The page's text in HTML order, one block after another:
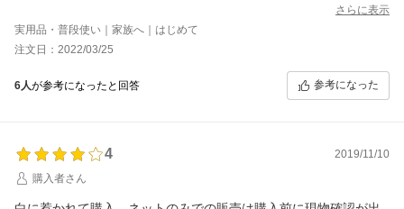
コンロ：火力が強くなっている様です。燃焼効率がよくなってい
るのか、炎の色も薄いです。
GEOやフィスラーの鍋を使用すると最も火力を弱くしても従来品
より強く、煮込み料理で苦労しています。センサーがしっかりし
ているので最少火力の設定どうにかならないかと考えています。
五徳の位置が40mm(従来は2５mm)と高いです。天板からの距離
した。
五徳が２３．５ｍｍと広くなっていますが、上面はフラットなの
で鍋底がデコボコした我が家の雪平鍋は不安定でした。中心部を5
mm程度低くして、点で鍋底を支える様になっていたらと思いまし
さらに表示
実用品・普段使い｜家族へ｜はじめて
注文日：2022/03/25
6人が参考になったと回答 参考になった
4
2019/11/10
購入者さん